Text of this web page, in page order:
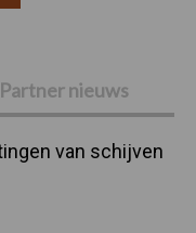
Partner nieuws
van schijven